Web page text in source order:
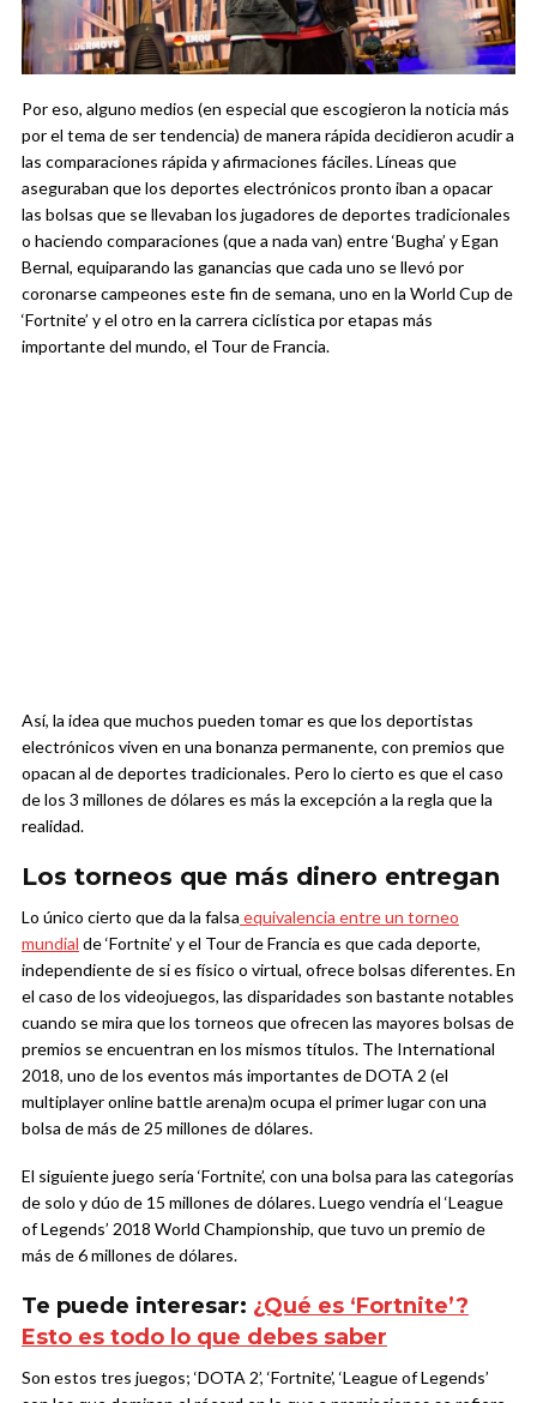
Por eso, alguno medios (en especial que escogieron la noticia más
por el tema de ser tendencia) de manera rápida decidieron acudir a
las comparaciones rápida y afirmaciones fáciles. Líneas que
aseguraban que los deportes electrónicos pronto iban a opacar
las bolsas que se llevaban los jugadores de deportes tradicionales
o haciendo comparaciones (que a nada van) entre ‘Bugha’ y Egan
Bernal, equiparando las ganancias que cada uno se llevó por
coronarse campeones este fin de semana, uno en la World Cup de
‘Fortnite’ y el otro en la carrera ciclística por etapas más
importante del mundo, el Tour de Francia.
Así, la idea que muchos pueden tomar es que los deportistas
electrónicos viven en una bonanza permanente, con premios que
opacan al de deportes tradicionales. Pero lo cierto es que el caso
de los 3 millones de dólares es más la excepción a la regla que la
realidad.
Los torneos que más dinero entregan
Lo único cierto que da la falsa equivalencia entre un torneo
mundial de ‘Fortnite’ y el Tour de Francia es que cada deporte,
independiente de si es físico o virtual, ofrece bolsas diferentes. En
el caso de los videojuegos, las disparidades son bastante notables
cuando se mira que los torneos que ofrecen las mayores bolsas de
premios se encuentran en los mismos títulos. The International
2018, uno de los eventos más importantes de DOTA 2 (el
multiplayer online battle arena)m ocupa el primer lugar con una
bolsa de más de 25 millones de dólares.
El siguiente juego sería ‘Fortnite’, con una bolsa para las categorías
de solo y dúo de 15 millones de dólares. Luego vendría el ‘League
of Legends’ 2018 World Championship, que tuvo un premio de
más de 6 millones de dólares.
Te puede interesar: ¿Qué es ‘Fortnite’?
Esto es todo lo que debes saber
Son estos tres juegos; ‘DOTA 2’, ‘Fortnite’, ‘League of Legends’